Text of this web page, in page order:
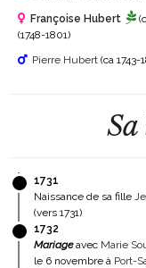
Françoise Hubert
(1748-1801)
Pierre Hubert (ca 1743-
1731
Naissance de sa fille
(vers 1731)
1732
Mariageavec Marie
le 6 novembre à Port-